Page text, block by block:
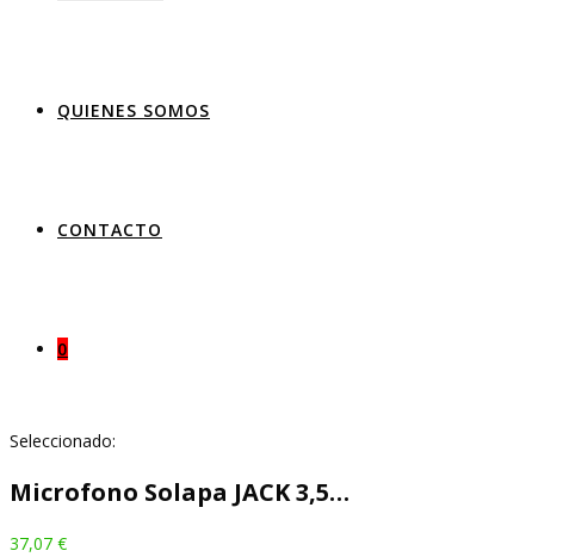
QUIENES SOMOS
CONTACTO
0
Seleccionado:
Microfono Solapa JACK 3,5…
37,07 €